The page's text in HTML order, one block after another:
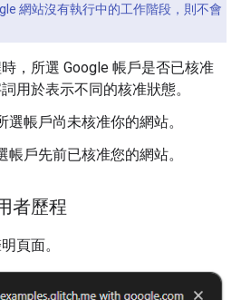
網站沒有執行中的工作階段，則不會
，所選 Google 帳戶是否已核准
用於表示不同的核准狀態。
選帳戶尚未核准你的網站。
帳戶先前已核准您的網站。
者歷程
頁面。